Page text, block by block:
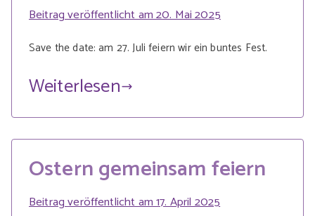
Beitrag veröffentlicht am20. Mai 2025
Save the date: am 27. Juli feiern wir ein buntes Fest.
Weiterlesen
Ostern gemeinsam feiern
Beitrag veröffentlicht am17. April 2025